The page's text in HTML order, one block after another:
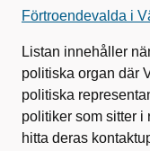
Förtroendevalda i
Listan innehåller
politiska organ där
politiska
politiker som sitter i
hitta deras